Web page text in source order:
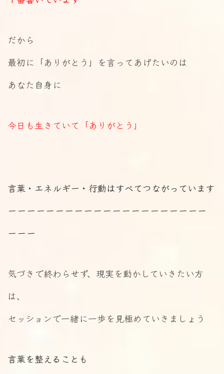
だから
最初に「ありがとう」を言ってあげたいのは
あなた自身に
今日も生きていて「ありがとう」
言葉・エネルギー・行動はすべてつながっています
ーーーーーーーーーーーーーーーーーーーーー
ーーー
気づきで終わらせず、現実を動かしていきたい方
は、
セッションで一緒に一歩を見極めていきましょう
言葉を整えることも